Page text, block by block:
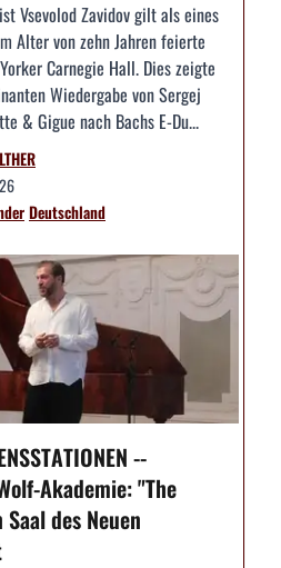
Vsevolod Zavidov gilt als eines
Alter von zehn Jahren feierte
Carnegie Hall. Dies zeigte
Wiedergabe von Sergej
& Gigue nach Bachs E-Du...
Deutschland
--
Akademie: "The
des Neuen